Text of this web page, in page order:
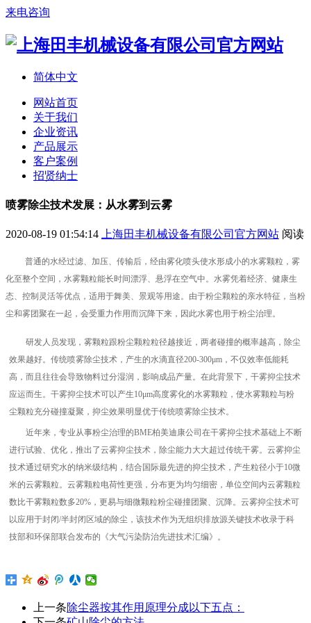
来电咨询
简体中文
网站首页
关于我们
企业资讯
产品展示
客户案例
招贤纳士
喷雾除尘技术发展：从水雾到云雾
2020-08-19 01:54:14 上海田丰机械设备有限公司官方网站 阅读
普通的水经过滤、加压、传输后，经由雾化喷头使水形成小的水雾颗粒，雾
化至整个空间，水雾颗粒能长时间漂浮、悬浮在空气中。水雾凭着经济、健康生
态、控制灵活等优点，适用于舞美、景观等用途。由于粉尘颗粒的亲水特征，当粉
尘和雾团聚在一起，会受重力作用而沉降下来，因此水雾也用于粉尘治理。
研发人员发现，雾颗粒跟粉尘颗粒粒径越接近，两者碰撞的概率越高，除尘
效果越好。传统喷雾除尘技术，产生的水滴直径200-300μm，不仅效率低能耗
高，而且往往会导致物料过分湿润，影响成品产量。在此背景下，干雾抑尘技术
应运而生。干雾抑尘技术可以产生10μm高度雾化的水雾颗粒，使水雾颗粒与粉
尘颗粒充分碰撞凝聚，抑尘效果明显优于传统喷雾除尘技术。
近年来，专业从事粉尘治理的BME柏美迪康公司在干雾抑尘技术基础上不断
进行试验、优化，推出了云雾抑尘技术，除尘能力大大超过传统干雾。云雾抑尘
技术通过研究水的纳米级结构，结合国际最先进的抑尘技术，产生粒径小于10微
米的云雾颗粒。云雾颗粒电荷性更强，分布更为均匀细密，单位空间内云雾颗粒
数比干雾颗粒数多20%，更易与细微颗粒粉尘碰撞团聚、沉降。云雾抑尘技术可
以应用于封闭/半封闭区域的除尘，该技术作为无组织排放源关键技术收录于科
技部和环保部联合发布的《大气污染防治先进技术汇编》。
上一条除尘器按其作用原理分成以下五点：